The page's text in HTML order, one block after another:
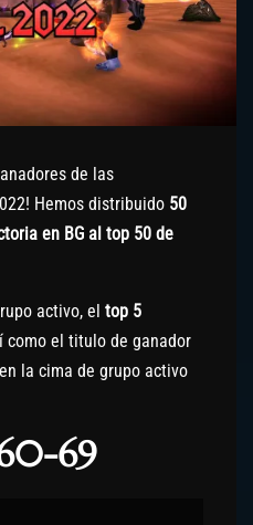
de las
Hemos distribuido 50
en BG al top 50 de
activo, el top 5
como el titulo de ganador
la cima de grupo activo
69